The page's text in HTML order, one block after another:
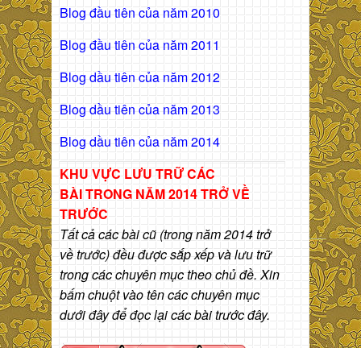
Blog đầu tiên của năm 2010
Blog đầu tiên của năm 2011
Blog dầu tiên của năm 2012
Blog dầu tiên của năm 2013
Blog dầu tiên của năm 2014
KHU VỰC LƯU TRỮ CÁC
BÀITRONG NĂM 2014 TRỞ VỀ
TRƯỚC
Tất cả các bài cũ (trong năm 2014 trở
về trước) đều được sắp xếp và lưu trữ
trong các chuyên mục theo chủ đề. Xin
bấm chuột vào tên các chuyên mục
dưới đây để đọc lại các bài trước đây.